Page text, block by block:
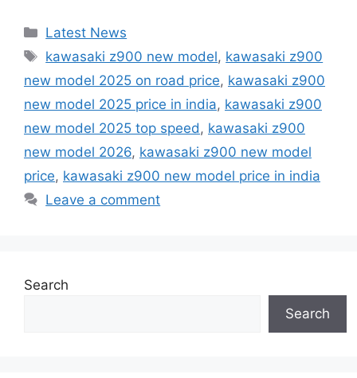
Categories
Latest News
Tags
kawasaki z900 new model, kawasaki z900
new model 2025 on road price, kawasaki z900
new model 2025 price in india, kawasaki z900
new model 2025 top speed , kawasaki z900
new model 2026, kawasaki z900 new model
price, kawasaki z900 new model price in india
Leave a comment
Search
Search